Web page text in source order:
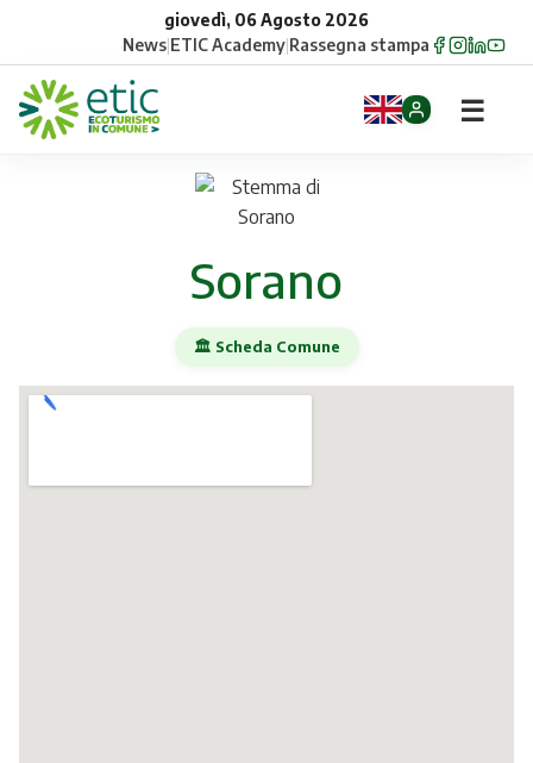
giovedì, 06 Agosto 2026
News|ETIC Academy|Rassegna stampa
Eventi
☰
Sorano
🏛️ Scheda Comune